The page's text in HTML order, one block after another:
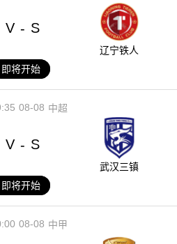
V - S
辽宁铁人
即将开始
08-08 中超
V - S
武汉三镇
即将开始
08-08 中甲